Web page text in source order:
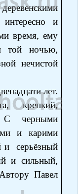
и
время, ему
той ночью,
нечистой
лет.
крепкий,
С черными
и карими
и серьёзный
и сильный,
Павел